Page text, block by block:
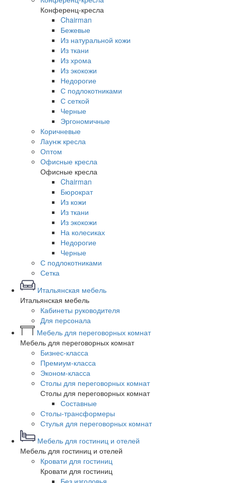
Конференц-кресла
Chairman
Бежевые
Из натуральной кожи
Из ткани
Из хрома
Из экокожи
Недорогие
С подлокотниками
С сеткой
Черные
Эргономичные
Коричневые
Лаунж кресла
Оптом
Офисные кресла
Офисные кресла
Chairman
Бюрократ
Из кожи
Из ткани
Из экокожи
На колесиках
Недорогие
Черные
С подлокотниками
Сетка
Итальянская мебель
Итальянская мебель
Кабинеты руководителя
Для персонала
Мебель для переговорных комнат
Мебель для переговорных комнат
Бизнес-класса
Премиум-класса
Эконом-класса
Столы для переговорных комнат
Столы для переговорных комнат
Составные
Столы-трансформеры
Стулья для переговорных комнат
Мебель для гостиниц и отелей
Мебель для гостиниц и отелей
Кровати для гостиниц
Кровати для гостиниц